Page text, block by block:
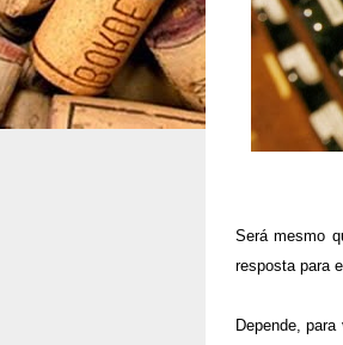
Será mesmo
resposta para
Depende,